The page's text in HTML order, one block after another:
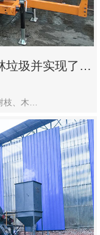
垃圾并实现了再
枝、木…